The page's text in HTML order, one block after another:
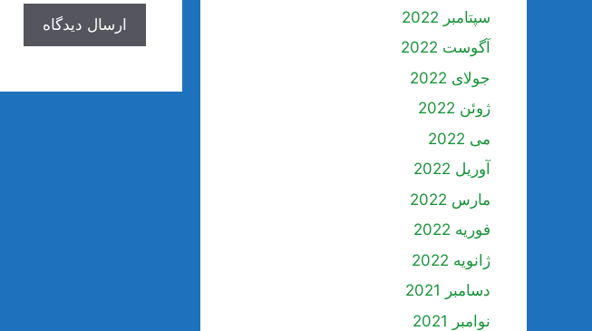
سپتامبر 2022
آگوست 2022
جولای 2022
ژوئن 2022
می 2022
آوریل 2022
مارس 2022
فوریه 2022
ژانویه 2022
دسامبر 2021
نوامبر 2021